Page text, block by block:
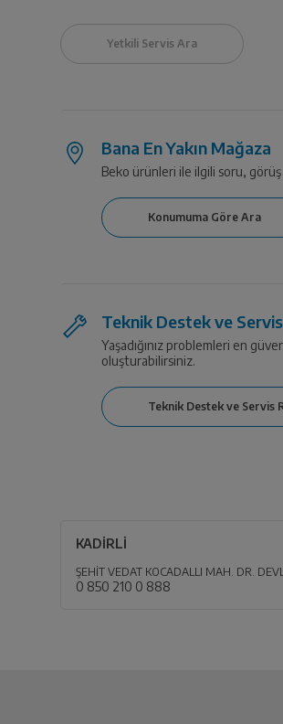
Bana En Yakın Mağaza
Beko ürünleri ile ilgili soru,
Teknik Destek ve
Yaşadığınız problemleri en
oluşturabilirsiniz.
KADİRLİ
ŞEHİT VEDAT KOCADALLI MAH. DR.
0 850 210 0 888